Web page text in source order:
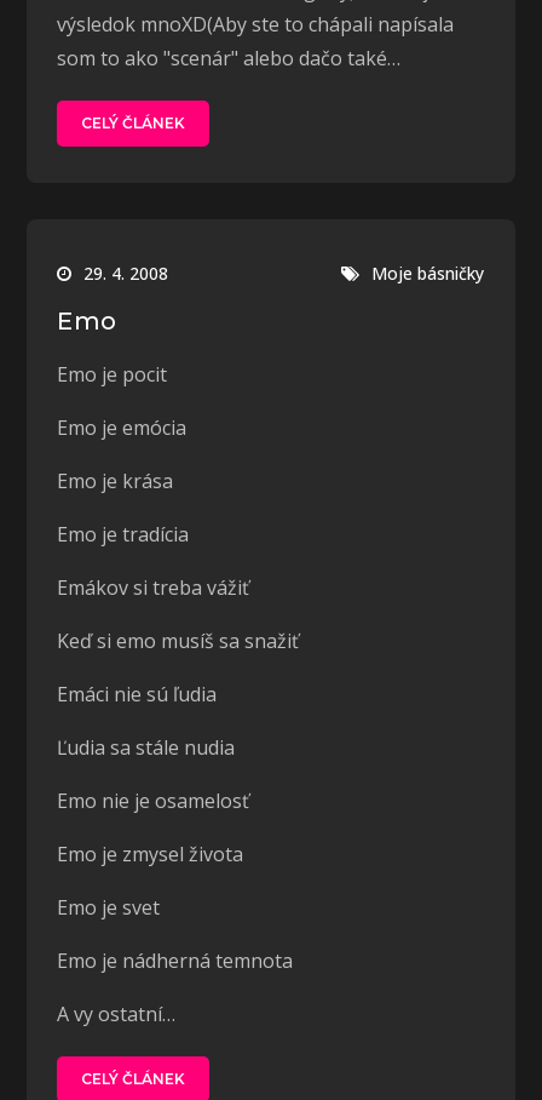
výsledok mnoXD(Aby ste to chápali napísala
som to ako "scenár" alebo dačo také…
CELÝ ČLÁNEK
29. 4. 2008 Moje básničky
Emo
Emo je pocit
Emo je emócia
Emo je krása
Emo je tradícia
Emákov si treba vážiť
Keď si emo musíš sa snažiť
Emáci nie sú ľudia
Ľudia sa stále nudia
Emo nie je osamelosť
Emo je zmysel života
Emo je svet
Emo je nádherná temnota
A vy ostatní…
CELÝ ČLÁNEK